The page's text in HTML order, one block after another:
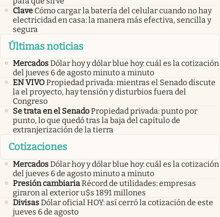
Clave Cómo cargar la batería del celular cuando no hay
electricidad en casa: la manera más efectiva, sencilla y
segura
Últimas noticias
MercadosDólar hoy y dólar blue hoy: cuál es la cotización
del jueves 6 de agosto minuto a minuto
EN VIVOPropiedad privada: mientras el Senado discute
la el proyecto, hay tensión y disturbios fuera del
Congreso
Se trata en el SenadoPropiedad privada: punto por
punto, lo que quedó tras la baja del capítulo de
extranjerización de la tierra
Cotizaciones
MercadosDólar hoy y dólar blue hoy: cuál es la cotización
del jueves 6 de agosto minuto a minuto
Presión cambiariaRécord de utilidades: empresas
giraron al exterior u$s 1891 millones
DivisasDólar oficial HOY: así cerró la cotización de este
jueves 6 de agosto